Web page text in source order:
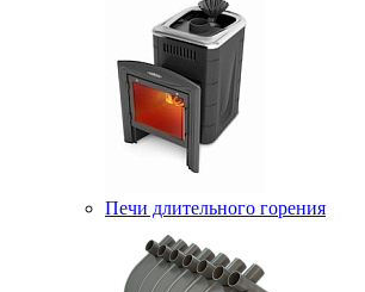
Печи длительного горения